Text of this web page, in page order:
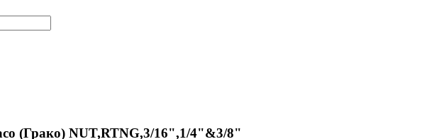
(Грако) NUT,RTNG,3/16",1/4"&3/8"